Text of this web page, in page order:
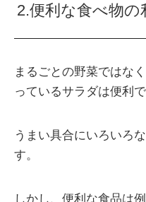
2.便利な食べ物の
まるごとの野菜ではな
っているサラダは便利で
うまい具合にいろいろ
す。
しかし、便利な食品は